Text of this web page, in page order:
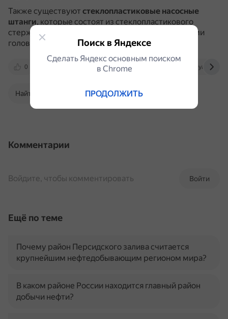
Также существуют стеклопластиковые насосные
штанги, которые состоят из стеклопластикового
стержня с наклеенными на концах металлическими
головками.
0 ohranatruda.ru yandex.ru
Найти в Поиске
Комментарии
Войти
Войдите, чтобы комментировать
Ещё по теме
Почему район Персидского залива считается
крупнейшим нефтедобывающим регионом мира?
В каком районе России находится главный район
добычи нефти?
Поиск в Яндексе
Сделать Яндекс основным поиском
в Сhrome
ПРОДОЛЖИТЬ